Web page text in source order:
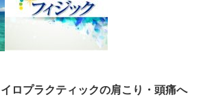
ロプラクティックの肩こり・頭痛へ